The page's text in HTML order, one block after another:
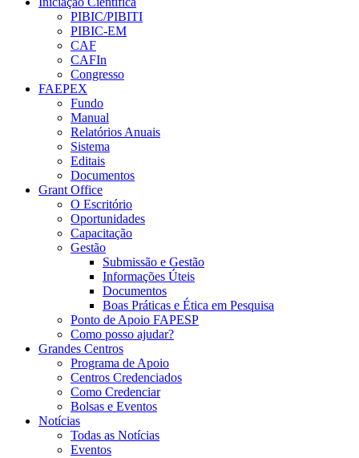
PIBIC/PIBITI
PIBIC-EM
CAF
CAFIn
Congresso
FAEPEX
Fundo
Manual
Relatórios Anuais
Sistema
Editais
Documentos
Grant Office
O Escritório
Oportunidades
Capacitação
Gestão
Submissão e Gestão
Informações Úteis
Documentos
Boas Práticas e Ética em Pesquisa
Ponto de Apoio FAPESP
Como posso ajudar?
Grandes Centros
Programa de Apoio
Centros Credenciados
Como Credenciar
Bolsas e Eventos
Notícias
Todas as Notícias
Eventos